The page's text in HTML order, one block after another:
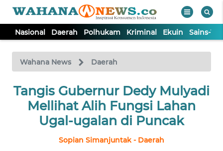
Nasional Daerah Polhukam Kriminal Ekuin Sains-
Wahana News Daerah
Tangis Gubernur Dedy Mulyadi
Mellihat Alih Fungsi Lahan
Ugal-ugalan di Puncak
Sopian Simanjuntak - Daerah
TV
Tutup
NASIONAL
DAERAH